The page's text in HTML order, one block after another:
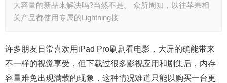
大容量的新品来解决吗?当然不是。 众所周知，以往苹果相
关产品都使用专属的Lightning接
许多朋友日常喜欢用iPad Pro刷剧看电影，大屏的确能带来
不一样的视觉享受，但下载过很多影视应用和剧集后，内存
容量难免出现满载的现象，这种情况难道只能以购买一台更